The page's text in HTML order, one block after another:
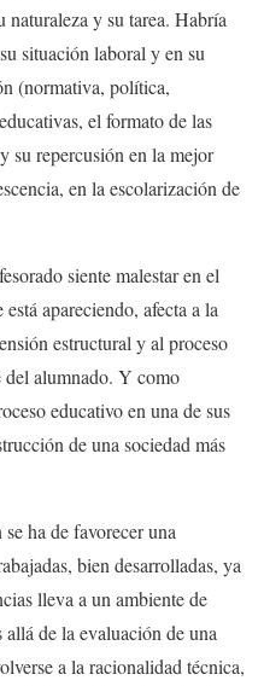
y su tarea. Habría
situación laboral y en su
(normativa, política,
el formato de las
su repercusión en la mejor
en la escolarización de
siente malestar en el
apareciendo, afecta a la
estructural y al proceso
del alumnado. Y como
educativo en una de sus
de una sociedad más
ha de favorecer una
bien desarrolladas, ya
lleva a un ambiente de
de la evaluación de una
a la racionalidad técnica,